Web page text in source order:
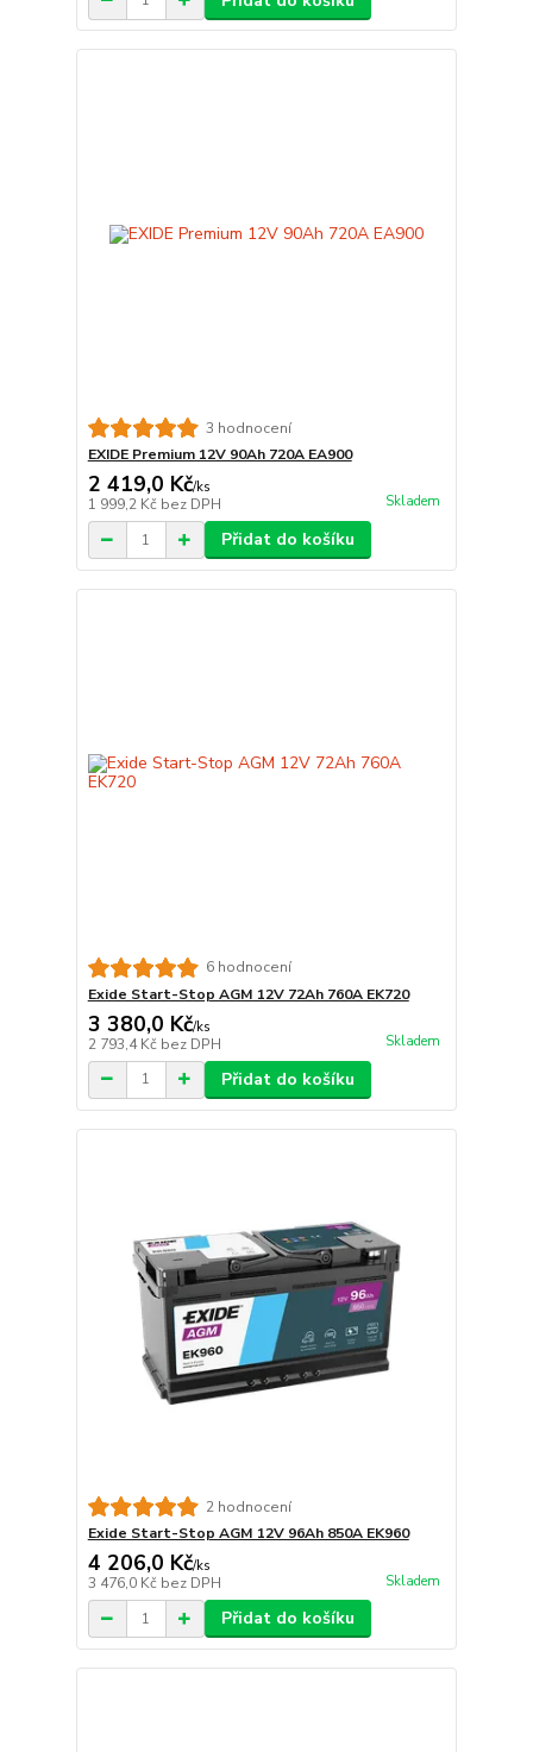
3 hodnocení
EXIDE Premium 12V 90Ah 720A EA900
2 419,0 Kč/ks
1 999,2 Kč bez DPH Skladem
Přidat do košíku
6 hodnocení
Exide Start-Stop AGM 12V 72Ah 760A EK720
3 380,0 Kč/ks
2 793,4 Kč bez DPH Skladem
Přidat do košíku
2 hodnocení
Exide Start-Stop AGM 12V 96Ah 850A EK960
4 206,0 Kč/ks
3 476,0 Kč bez DPH Skladem
Přidat do košíku